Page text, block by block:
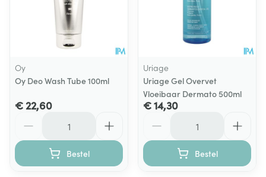
Oy
Oy Deo Wash Tube 100ml
€ 22,60
Bestel
Uriage
Uriage Gel Overvet
Vloeibaar Dermato 500ml
€ 14,30
Bestel